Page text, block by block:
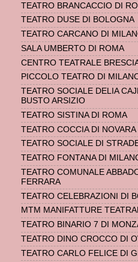
TEATRO BRANCACCIO DI
TEATRO DUSE DI BOLOGNA
TEATRO CARCANO DI
SALA UMBERTO DI ROMA
CENTRO TEATRALE
PICCOLO TEATRO DI
TEATRO SOCIALE DELIA
BUSTO ARSIZIO
TEATRO SISTINA DI ROMA
TEATRO COCCIA DI NOVARA
TEATRO SOCIALE DI
TEATRO FONTANA DI
TEATRO COMUNALE
FERRARA
TEATRO CELEBRAZIONI DI
MTM MANIFATTURE
TEATRO BINARIO 7 DI
TEATRO DINO CROCCO DI
TEATRO CARLO FELICE DI